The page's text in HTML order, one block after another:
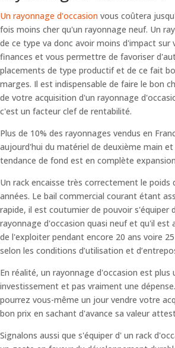
Un rayonnage d'occasion vous coûtera
fois moins cher qu'un rayonnage neuf. Un
de ce type va donc avoir moins d'impact sur
finances et vous permettre de favoriser
placements de type productif et de ce fait
marges. Il est indispensable de faire le bon
de votre acquisition d'un rayonnage
c'est un facteur clef de rentabilité.
Plus de 10% des rayonnages vendus en
aujourd'hui du matériel de deuxième main
tendance de fond est en complète
Un rack encaisse très correctement le poids
années. Le bail commercial courant étant
rapide, il est coutumier de pouvoir s'équiper
rayonnage d'occasion quasi neuf et qu'il est
de l'exploiter pendant encore 20 ans voire
selon les conditions d’utilisation et
En réalité, un rayonnage d'occasion est plus
investissement et pas vraiment une
pourrez vous-même un jour vendre votre
bon prix en sachant d'avance sa valeur
Signalons aussi que s'équiper d' un rack